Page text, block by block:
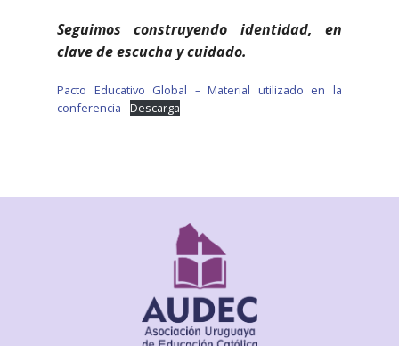
Seguimos construyendo identidad, en
clave de escucha y cuidado.
Pacto Educativo Global – Material utilizado en la
conferencia
Descarga